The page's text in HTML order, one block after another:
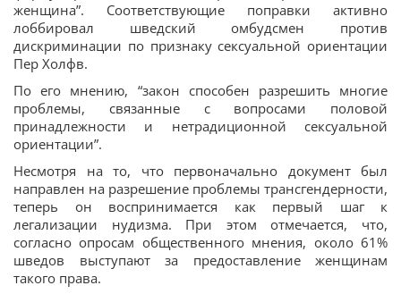
женщина”. Соответствующие поправки активно
лоббировал шведский омбудсмен против
дискриминации по признаку сексуальной ориентации
Пер Холфв.
По его мнению, “закон способен разрешить многие
проблемы, связанные с вопросами половой
принадлежности и нетрадиционной сексуальной
ориентации”.
Несмотря на то, что первоначально документ был
направлен на разрешение проблемы трансгендерности,
теперь он воспринимается как первый шаг к
легализации нудизма. При этом отмечается, что,
согласно опросам общественного мнения, около 61%
шведов выступают за предоставление женщинам
такого права.